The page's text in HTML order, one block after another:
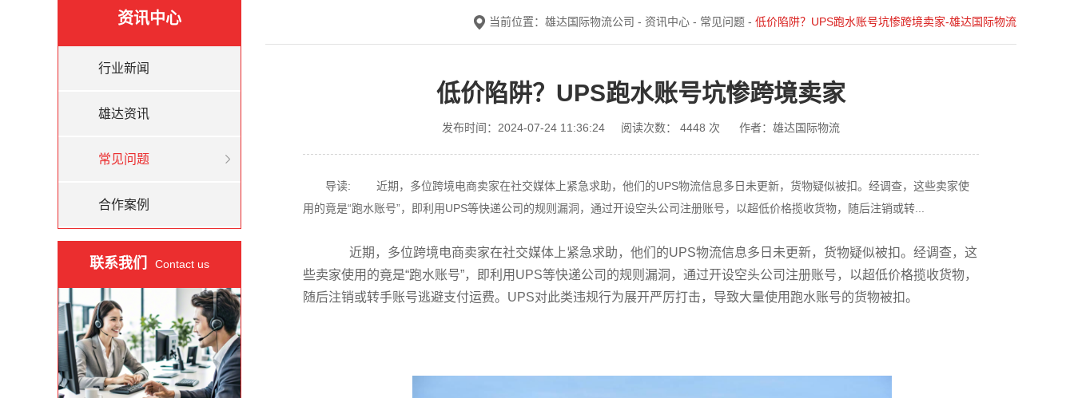
资讯中心
行业新闻
雄达资讯
常见问题
合作案例
联系我们 Contact us
当前位置： 雄达国际物流公司 - 资讯中心 - 常见问题 - 低价陷阱？UPS跑水账号坑惨跨境卖家-雄达国际物流
低价陷阱？UPS跑水账号坑惨跨境卖家
发布时间：2024-07-24 11:36:24 阅读次数： 4448 次 作者：雄达国际物流
导读: 近期，多位跨境电商卖家在社交媒体上紧急求助，他们的UPS物流信息多日未更新，货物疑似被扣。经调查，这些卖家使
用的竟是“跑水账号”，即利用UPS等快递公司的规则漏洞，通过开设空头公司注册账号，以超低价格揽收货物，随后注销或转...
近期，多位跨境电商卖家在社交媒体上紧急求助，他们的UPS物流信息多日未更新，货物疑似被扣。经调查，这
些卖家使用的竟是“跑水账号”，即利用UPS等快递公司的规则漏洞，通过开设空头公司注册账号，以超低价格揽收货物，
随后注销或转手账号逃避支付运费。UPS对此类违规行为展开严厉打击，导致大量使用跑水账号的货物被扣。